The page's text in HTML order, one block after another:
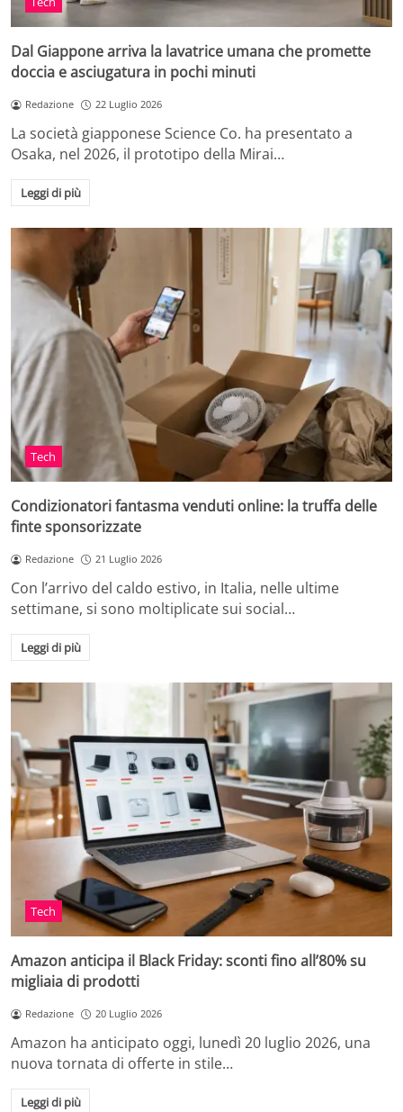
Dal Giappone arriva la lavatrice umana che promette
doccia e asciugatura in pochi minuti
Redazione 22 Luglio 2026
La società giapponese Science Co. ha presentato a
Osaka, nel 2026, il prototipo della Mirai…
Leggi di più
Tech
Condizionatori fantasma venduti online: la truffa delle
finte sponsorizzate
Redazione 21 Luglio 2026
Con l’arrivo del caldo estivo, in Italia, nelle ultime
settimane, si sono moltiplicate sui social…
Leggi di più
Tech
Amazon anticipa il Black Friday: sconti fino all’80% su
migliaia di prodotti
Redazione 20 Luglio 2026
Amazon ha anticipato oggi, lunedì 20 luglio 2026, una
nuova tornata di offerte in stile…
Leggi di più